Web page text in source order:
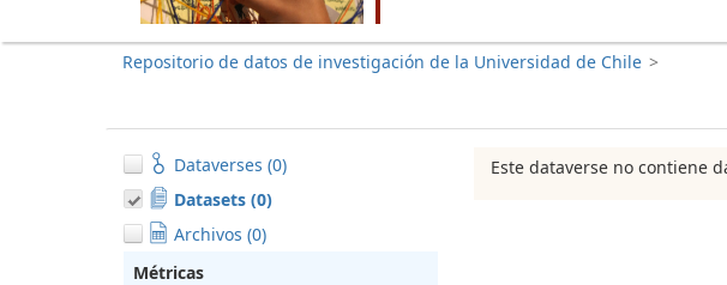
Repositorio de datos de investigación de la Universidad de Chile >
Dataverses (0)
Datasets (0)
Archivos (0)
Métricas
Este dataverse no contiene